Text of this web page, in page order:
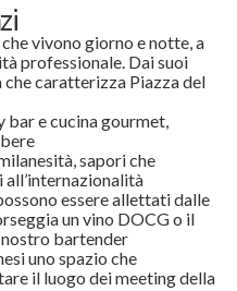
vivono giorno e notte, a
professionale. Dai suoi
caratterizza Piazza del
e cucina gourmet,
sapori che
essere allettati dalle
un vino DOCG o il
bartender
uno spazio che
il luogo dei meeting della